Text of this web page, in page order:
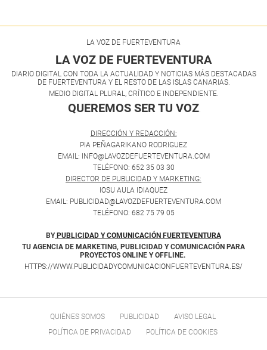
LA VOZ DE FUERTEVENTURA
LA VOZ DE FUERTEVENTURA
DIARIO DIGITAL CON TODA LA ACTUALIDAD Y NOTICIAS MÁS DESTACADAS
DE FUERTEVENTURA Y EL RESTO DE LAS ISLAS CANARIAS.
MEDIO DIGITAL PLURAL, CRÍTICO E INDEPENDIENTE.
QUEREMOS SER TU VOZ.
DIRECCIÓN Y REDACCIÓN:
PIA PEÑAGARIKANO RODRIGUEZ
EMAIL: INFO@LAVOZDEFUERTEVENTURA.COM
TELÉFONO: 652 35 03 30
DIRECTOR DE PUBLICIDAD Y MARKETING:
IOSU AULA IDIAQUEZ
EMAIL: PUBLICIDAD@LAVOZDEFUERTEVENTURA.COM
TELÉFONO: 682 75 79 05
BY PUBLICIDAD Y COMUNICACIÓN FUERTEVENTURA
TU AGENCIA DE MARKETING, PUBLICIDAD Y COMUNICACIÓN PARA
PROYECTOS ONLINE Y OFFLINE.
HTTPS://WWW.PUBLICIDADYCOMUNICACIONFUERTEVENTURA.ES/
QUIÉNES SOMOS PUBLICIDAD
AVISO LEGAL
POLÍTICA DE PRIVACIDAD
POLÍTICA DE COOKIES